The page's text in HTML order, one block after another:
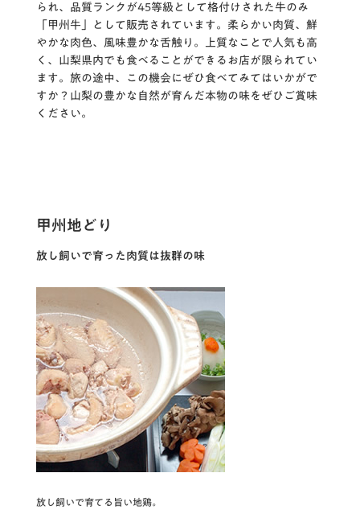
られ、品質ランクが45等級として格付けされた牛のみ
「甲州牛」として販売されています。柔らかい肉質、鮮
やかな肉色、風味豊かな舌触り。上質なことで人気も高
く、山梨県内でも食べることができるお店が限られてい
ます。旅の途中、この機会にぜひ食べてみてはいかがで
すか？山梨の豊かな自然が育んだ本物の味をぜひご賞味
ください。
甲州地どり
放し飼いで育った肉質は抜群の味
放し飼いで育てる旨い地鶏。